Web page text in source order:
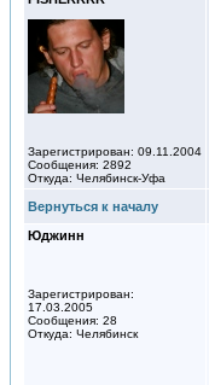
Зарегистрирован: 09.11.2004
Сообщения: 2892
Откуда: Челябинск-Уфа
Вернуться к началу
Юджинн
Зарегистрирован:
17.03.2005
Сообщения: 28
Откуда: Челябинск